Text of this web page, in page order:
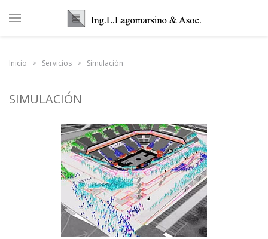
Inicio Servicios Simulación
SIMULACIÓN